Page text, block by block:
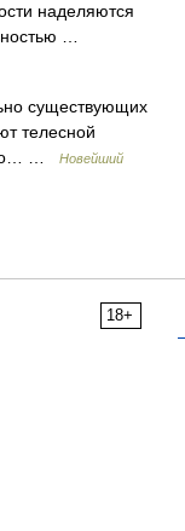
наделяются
…
существующих
телесной
…
Новейший
18+